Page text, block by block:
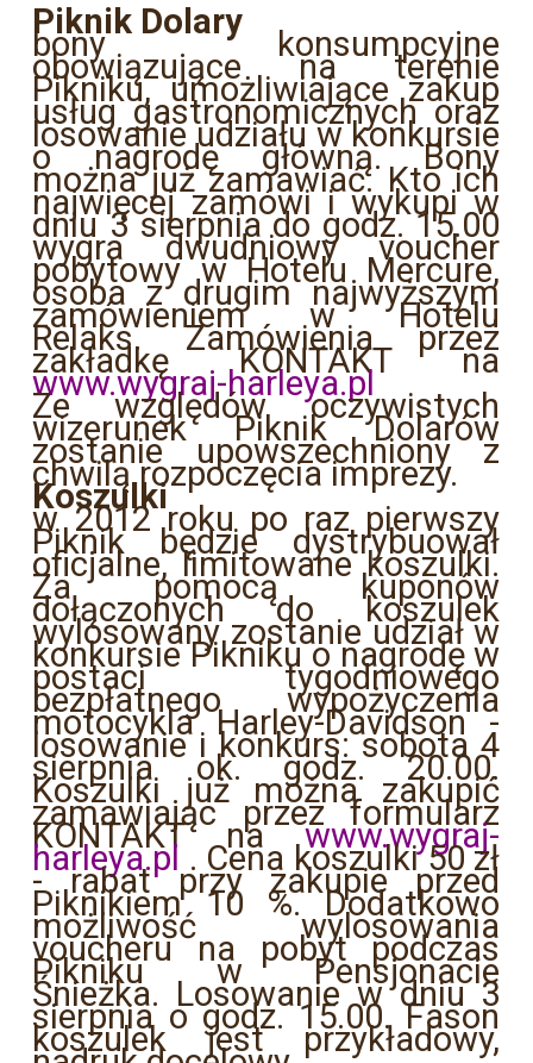
Piknik Dolary
bony konsumpcyjne
obowiązujące na terenie
Pikniku, umożliwiające zakup
usług gastronomicznych oraz
losowanie udziału w konkursie
o nagrodę główną. Bony
można już zamawiać. Kto ich
najwięcej zamówi i wykupi w
dniu 3 sierpnia do godz. 15.00
wygra dwudniowy voucher
pobytowy w Hotelu Mercure,
osoba z drugim najwyższym
zamówieniem w Hotelu
Relaks. Zamówienia przez
zakładkę KONTAKT na
www.wygraj-harleya.pl
Ze względów oczywistych
wizerunek Piknik Dolarów
zostanie upowszechniony z
chwilą rozpoczęcia imprezy.
Koszulki
w 2012 roku po raz pierwszy
Piknik będzie dystrybuował
oficjalne, limitowane koszulki.
Za pomocą kuponów
dołączonych do koszulek
wylosowany zostanie udział w
konkursie Pikniku o nagrodę w
postaci tygodniowego
bezpłatnego wypożyczenia
motocykla Harley-Davidson -
losowanie i konkurs: sobota 4
sierpnia ok. godz. 20.00.
Koszulki już można zakupić
zamawiając przez formularz
KONTAKT nawww.wygraj-
harleya.pl . Cena koszulki 50 zł
- rabat przy zakupie przed
Piknikiem 10 %. Dodatkowo
możliwość wylosowania
voucheru na pobyt podczas
Pikniku w Pensjonacie
Śnieżka. Losowanie w dniu 3
sierpnia o godz. 15.00. Fason
koszulek jest przykładowy,